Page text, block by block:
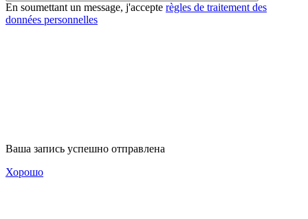
En soumettant un message, j'accepte règles de traitement des
données personnelles
Ваша запись успешно отправлена
Хорошо